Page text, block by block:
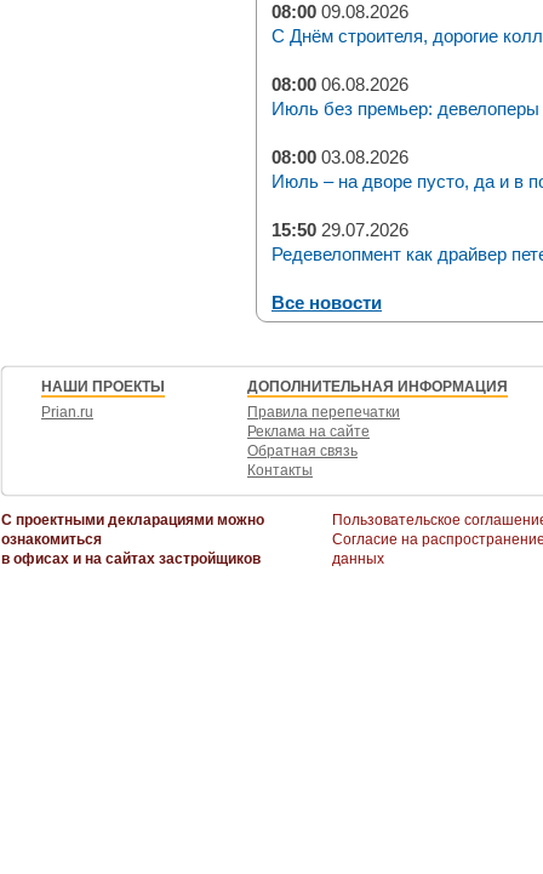
08:00 09.08.2026
С Днём строителя, дорогие
08:00 06.08.2026
Июль без премьер: девелоперы
08:00 03.08.2026
Июль – на дворе пусто, да и в
15:50 29.07.2026
Редевелопмент как драйвер
Все новости
НАШИ ПРОЕКТЫ
Prian.ru
ДОПОЛНИТЕЛЬНАЯ ИНФОРМАЦИЯ
Правила перепечатки
Реклама на сайте
Обратная связь
Контакты
С проектными декларациями можно
ознакомиться
в офисах и на сайтах застройщиков
Пользовательское
Согласие на
данных